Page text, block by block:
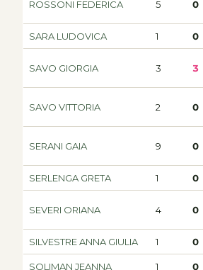
ROSSONI FEDERICA 5 0
SARA LUDOVICA 1 0
SAVO GIORGIA 3 3
SAVO VITTORIA 2 0
SERANI GAIA 9 0
SERLENGA GRETA 1 0
SEVERI ORIANA 4 0
SILVESTRE ANNA GIULIA 1 0
SOLIMAN JEANNA 1 0